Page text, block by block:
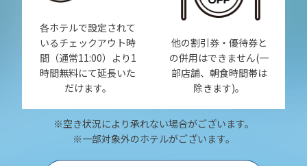
各ホテルで設定されて
いるチェックアウト時
間（通常11:00）より1
時間無料にて延長いた
だけます。
他の割引券・優待券と
の併用はできません(一
部店舗、朝食時間帯は
除きます)。
※空き状況により承れない場合がございます。
※一部対象外のホテルがございます。